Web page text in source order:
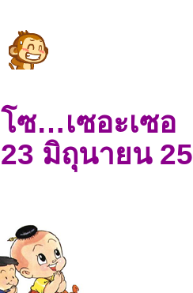
โซ…เซอะเซอ
23 มิถุนายน